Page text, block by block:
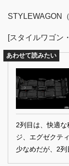
STYLEWAGON
[スタイルワゴン
あわせて読みたい
2列目は、快適
ジ、エグゼクテ
少なめだが、2列
なお、開発陣に